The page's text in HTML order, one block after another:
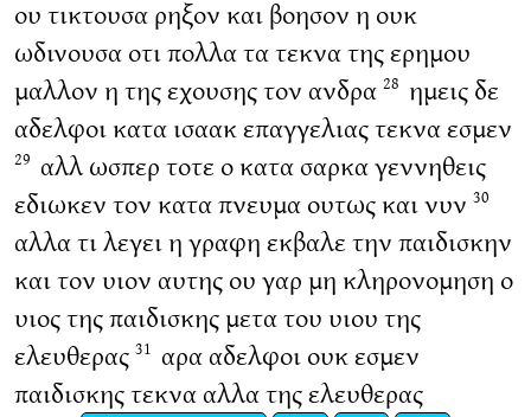
ου τικτουσα ρηξον και βοησον η ουκ
ωδινουσα οτι πολλα τα τεκνα της ερημου
μαλλον η της εχουσης τον ανδρα 28 ημεις δε
αδελφοι κατα ισαακ επαγγελιας τεκνα εσμεν
29 αλλ ωσπερ τοτε ο κατα σαρκα γεννηθεις
εδιωκεν τον κατα πνευμα ουτως και νυν 30
αλλα τι λεγει η γραφη εκβαλε την παιδισκην
και τον υιον αυτης ου γαρ μη κληρονομηση ο
υιος της παιδισκης μετα του υιου της
ελευθερας 31 αρα αδελφοι ουκ εσμεν
παιδισκης τεκνα αλλα της ελευθερας